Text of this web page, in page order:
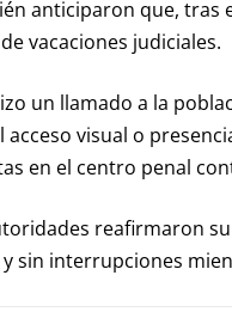
anticiparon que, tras
vacaciones judiciales.
un llamado a la
acceso visual o
en el centro penal
reafirmaron
sin interrupciones